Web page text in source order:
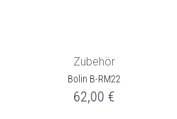
Zubehör
Bolin B-RM22
62,00 €